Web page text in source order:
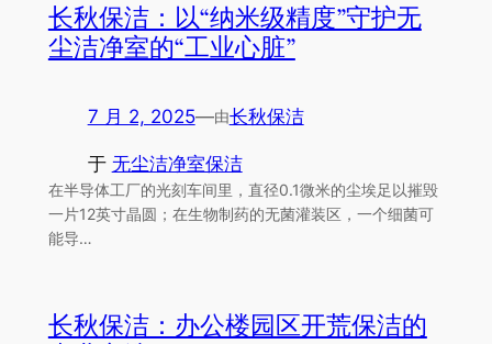
长秋保洁：以“纳米级精度”守护无
尘洁净室的“工业心脏”
7 月 2, 2025—由长秋保洁
于 无尘洁净室保洁
在半导体工厂的光刻车间里，直径0.1微米的尘埃足以摧毁
一片12英寸晶圆；在生物制药的无菌灌装区，一个细菌可
能导…
长秋保洁：办公楼园区开荒保洁的